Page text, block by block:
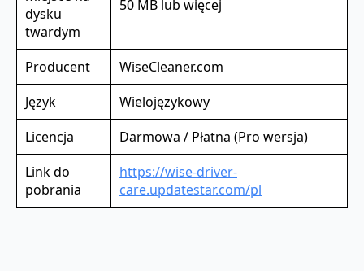
dysku
twardym
50 MB lub więcej
Producent
WiseCleaner.com
Język
Wielojęzykowy
Licencja
Darmowa / Płatna (Pro wersja)
Link do
pobrania
https://wise-driver-
care.updatestar.com/pl